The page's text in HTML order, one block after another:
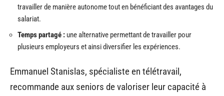
travailler de manière autonome tout en bénéficiant des avantages du
salariat.
Temps partagé : une alternative permettant de travailler pour
plusieurs employeurs et ainsi diversifier les expériences.
Emmanuel Stanislas, spécialiste en télétravail,
recommande aux seniors de valoriser leur capacité à